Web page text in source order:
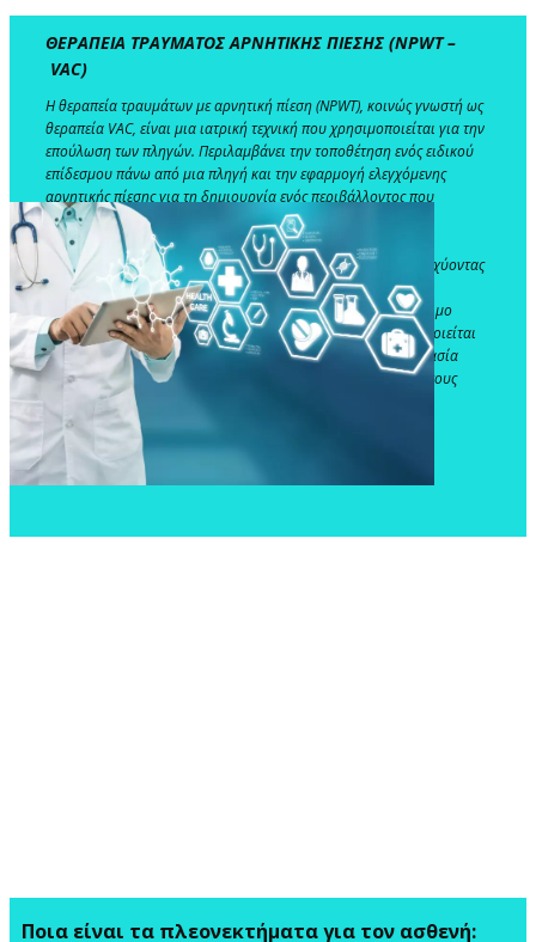
ΘΕΡΑΠΕΙΑ ΤΡΑΥΜΑΤΟΣ ΑΡΝΗΤΙΚΗΣ ΠΙΕΣΗΣ (NPWT –
VAC)
​Η θεραπεία τραυμάτων με αρνητική πίεση (NPWT), κοινώς γνωστή ως
θεραπεία VAC, είναι μια ιατρική τεχνική που χρησιμοποιείται για την
επούλωση των πληγών. Περιλαμβάνει την τοποθέτηση ενός ειδικού
επίδεσμου πάνω από μια πληγή και την εφαρμογή ελεγχόμενης
αρνητικής πίεσης για τη δημιουργία ενός περιβάλλοντος που
ενθαρρύνει την επισκευή των ιστών και μειώνει τον κίνδυνο
μόλυνσης. Το NPWT μπορεί να είναι ιδιαίτερα ευεργετικό για
πολύπλοκα τραύματα, χειρουργικές τομές ή χρόνια έλκη ενισχύοντας
τη ροή του αίματος, αφαιρώντας την περίσσεια υγρού και
υποστηρίζοντας την ανάπτυξη υγιούς ιστού. Είναι ένα πολύτιμο
εργαλείο στη σύγχρονη φροντίδα τραυμάτων, που χρησιμοποιείται
συχνά από επαγγελματίες υγείας για να επιταχύνει τη διαδικασία
επούλωσης και να βελτιώσει τα συνολικά αποτελέσματα για τους
ασθενείς.
​Ποια είναι τα πλεονεκτήματα για τον ασθενή: